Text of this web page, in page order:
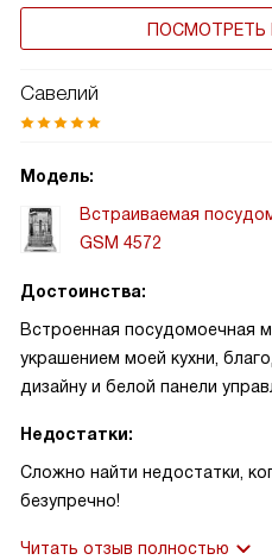
ПОСМОТРЕТЬ
Савелий
Модель:
Встраиваемая
GSM 4572
Достоинства:
Встроенная посудомоечная
украшением моей кухни,
дизайну и белой панели
Недостатки:
Сложно найти недостатки,
безупречно!
Читать отзыв полностью